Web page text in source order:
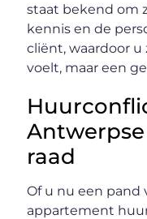
staat bekend om
kennis en de
cliënt, waardoor
voelt, maar een
raad
Of u nu een pand
appartement